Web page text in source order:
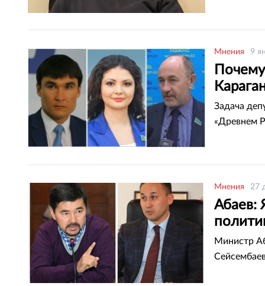
Мнения 9
Задача
«Древнем
Мнения 27
Абаев:
Министр